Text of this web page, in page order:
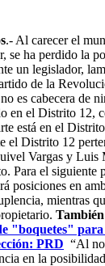
.- Al carecer el
se ha perdido la
un legislador,
de la
es cabecera de
en el Distrito 12,
está en el
el Distrito 12
Vargas y Luis
Para el siguiente
posiciones en
mientras
"boquetes" para
PRD “Al
en la